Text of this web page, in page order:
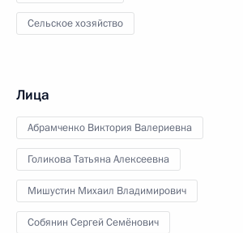
Сельское хозяйство
Лица
Абрамченко Виктория Валериевна
Голикова Татьяна Алексеевна
Мишустин Михаил Владимирович
Собянин Сергей Семёнович